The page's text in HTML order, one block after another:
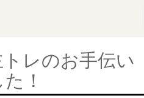
レのお手伝い
！